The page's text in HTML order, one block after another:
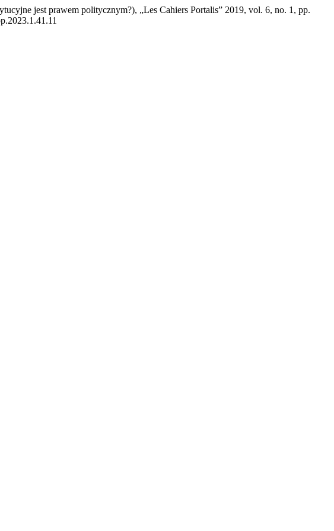
jest prawem politycznym?), „Les Cahiers Portalis” 2019, vol. 6, no. 1, pp.